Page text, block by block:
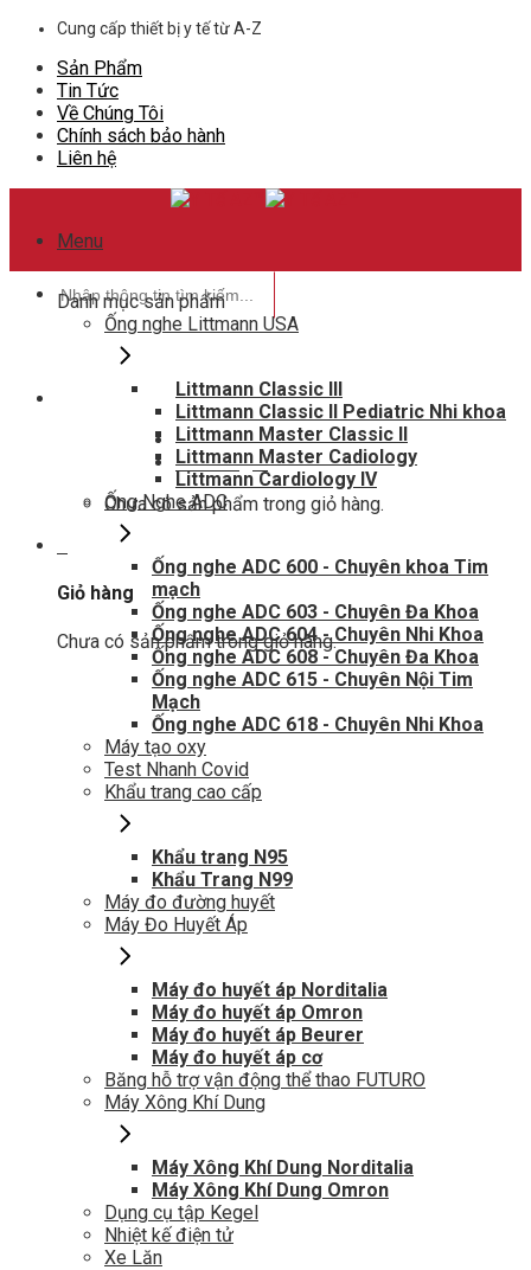
Skip
content
Cung cấp thiết bị y tế từ A-Z
Sản Phẩm
Tin Tức
Về Chúng Tôi
Chính sách bảo hành
Liên hệ
Menu
kiếm:
Hotline hỗ trợ
0948802788
Giỏ hàng0
Chưa có sản phẩm trong giỏ hàng.
Giỏ hàng
Chưa có sản phẩm trong giỏ hàng.
Danh mục sản phẩm
Ống nghe Littmann USA
Littmann Classic III
Littmann Classic II Pediatric Nhi khoa
Littmann Master Classic II
Littmann Master Cadiology
Littmann Cardiology IV
Ống Nghe ADC
Ống nghe ADC 600 - Chuyên khoa Tim
mạch
Ống nghe ADC 603 - Chuyên Đa Khoa
Ống nghe ADC 604 - Chuyên Nhi Khoa
Ống nghe ADC 608 - Chuyên Đa Khoa
Ống nghe ADC 615 - Chuyên Nội Tim
Mạch
Ống nghe ADC 618 - Chuyên Nhi Khoa
Máy tạo oxy
Test Nhanh Covid
Khẩu trang cao cấp
Khẩu trang N95
Khẩu Trang N99
Máy đo đường huyết
Máy Đo Huyết Áp
Máy đo huyết áp Norditalia
Máy đo huyết áp Omron
Máy đo huyết áp Beurer
Máy đo huyết áp cơ
Băng hỗ trợ vận động thể thao FUTURO
Máy Xông Khí Dung
Máy Xông Khí Dung Norditalia
Máy Xông Khí Dung Omron
Dụng cụ tập Kegel
Nhiệt kế điện tử
Xe Lăn